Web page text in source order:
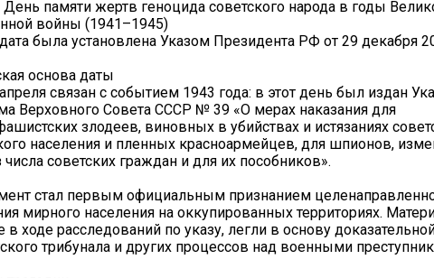
День памяти жертв геноцида советского народа в годы
войны (1941–1945)
была установлена Указом Президента РФ от 29 декабря
основа даты
связан с событием 1943 года: в этот день был издан
Верховного Совета СССР № 39 «О мерах наказания для
злодеев, виновных в убийствах и истязаниях
населения и пленных красноармейцев, для шпионов,
советских граждан и для их пособников».
стал первым официальным признанием
мирного населения на оккупированных территориях.
в ходе расследований по указу, легли в основу
трибунала и других процессов над военными